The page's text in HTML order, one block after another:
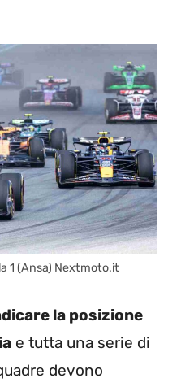
1 (Ansa) Nextmoto.it
la posizione
e tutta una serie di
devono